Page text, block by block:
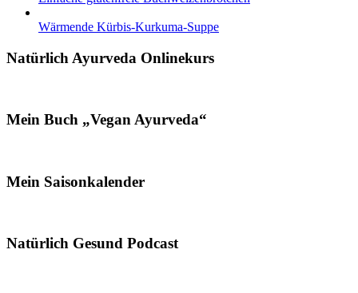
Wärmende Kürbis-Kurkuma-Suppe
Natürlich Ayurveda Onlinekurs
Mein Buch „Vegan Ayurveda“
Mein Saisonkalender
Natürlich Gesund Podcast